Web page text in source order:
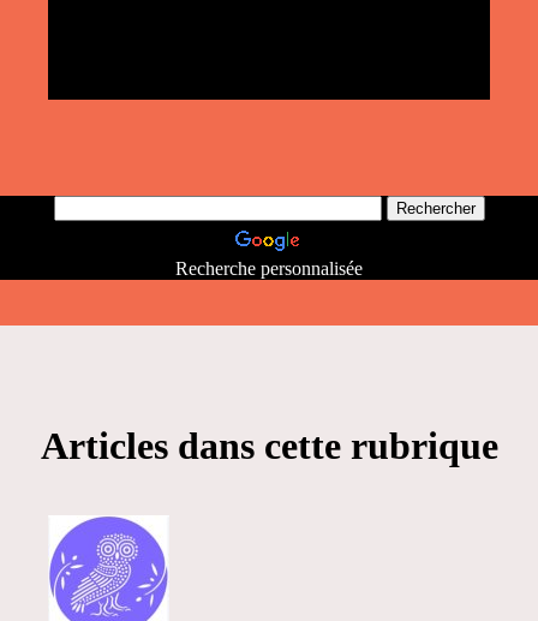
Recherche personnalisée
Articles dans cette rubrique